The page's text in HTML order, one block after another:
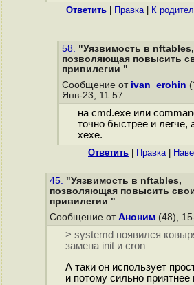
Ответить Правка| К
58. "Уязвимость в nftables,
позволяющая повысить
привилегии "
Сообщение от ivan_erohin
Янв-23, 11:57
на cmd.exe или
точно быстрее и легче,
хехе.
Ответить Правка|
45. "Уязвимость в nftables,
позволяющая повысить
привилегии "
Сообщение от Аноним (48),
> systemd появился
замена init и cron
А таки он использует
и потому сильно